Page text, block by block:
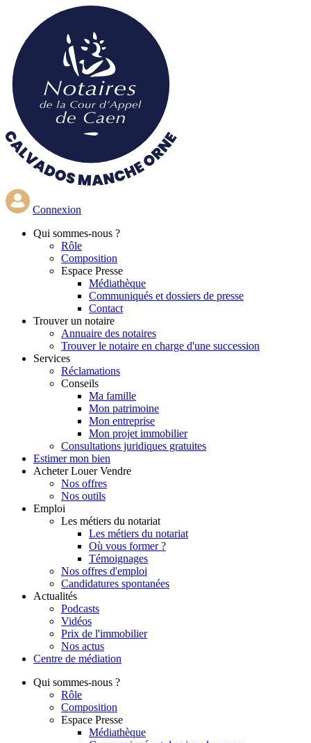
contenu
principal
Connexion
Qui sommes-nous ?
Rôle
Composition
Espace Presse
Médiathèque
Communiqués et dossiers de presse
Contact
Trouver un notaire
Annuaire des notaires
Trouver le notaire en charge d'une succession
Services
Réclamations
Conseils
Ma famille
Mon patrimoine
Mon entreprise
Mon projet immobilier
Consultations juridiques gratuites
Estimer mon bien
Acheter Louer Vendre
Nos offres
Nos outils
Emploi
Les métiers du notariat
Les métiers du notariat
Où vous former ?
Témoignages
Nos offres d'emploi
Candidatures spontanées
Actualités
Podcasts
Vidéos
Prix de l'immobilier
Nos actus
Centre de médiation
Qui sommes-nous ?
Rôle
Composition
Espace Presse
Médiathèque